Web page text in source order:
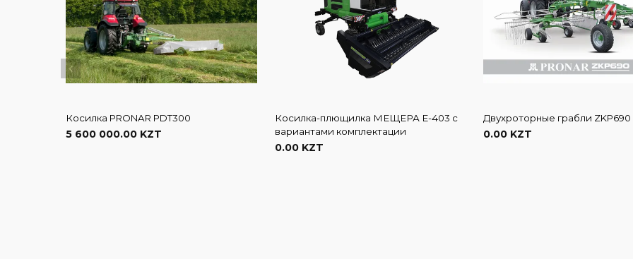
Косилка PRONAR PDT300
5 600 000.00 KZT
Косилка-плющилка МЕЩЕРА Е-403 с
вариантами комплектации
0.00 KZT
Двухроторные грабли ZKP690
0.00 KZT